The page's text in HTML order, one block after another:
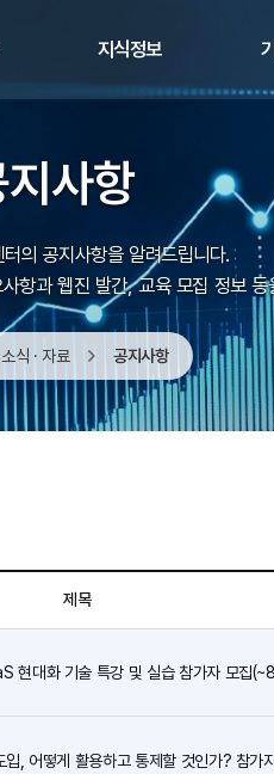
지식정보
사항
의 공지사항을 알려드립니다.
항과 웹진 발간, 교육 모집 정보
소식 · 자료 공지사항
제목
현대화 기술 특강 및 실습 참가자 모집
, 어떻게 활용하고 통제할 것인가? 참가